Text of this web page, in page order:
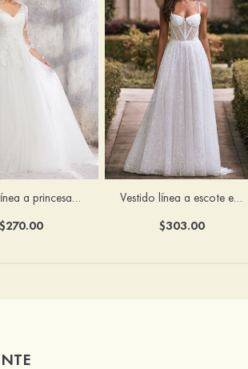
Vestido línea a princesa escote en v encaje tul cepillo tren vestido de novia
$270.00
Vestido línea a escote en v tul cola de barrido vestido de novia
$303.00